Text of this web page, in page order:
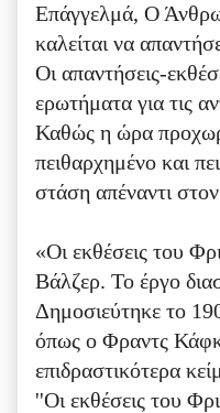
Επάγγελμά, Ο
καλείται να
Οι απαντήσεις-
ερωτήματα για τις
Καθώς η ώρα
πειθαρχημένο και
στάση απέναντι
«Οι εκθέσεις του
Βάλζερ. Το έργο
Δημοσιεύτηκε το
όπως ο Φραντς
επιδραστικότερα
''Οι εκθέσεις του